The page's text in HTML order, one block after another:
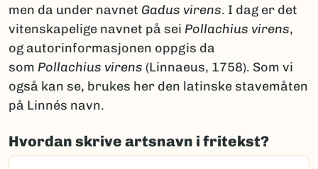
men da under navnet Gadus virens. I dag er det
vitenskapelige navnet på sei Pollachius virens,
og autorinformasjonen oppgis da
som Pollachius virens (Linnaeus, 1758). Som vi
også kan se, brukes her den latinske stavemåten
på Linnés navn.
Hvordan skrive artsnavn i fritekst?